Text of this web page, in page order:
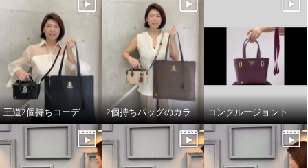
王道2個持ちコーデ 2個持ちバッグのカラーコーデ コンクルージョントートのリボンの付け方